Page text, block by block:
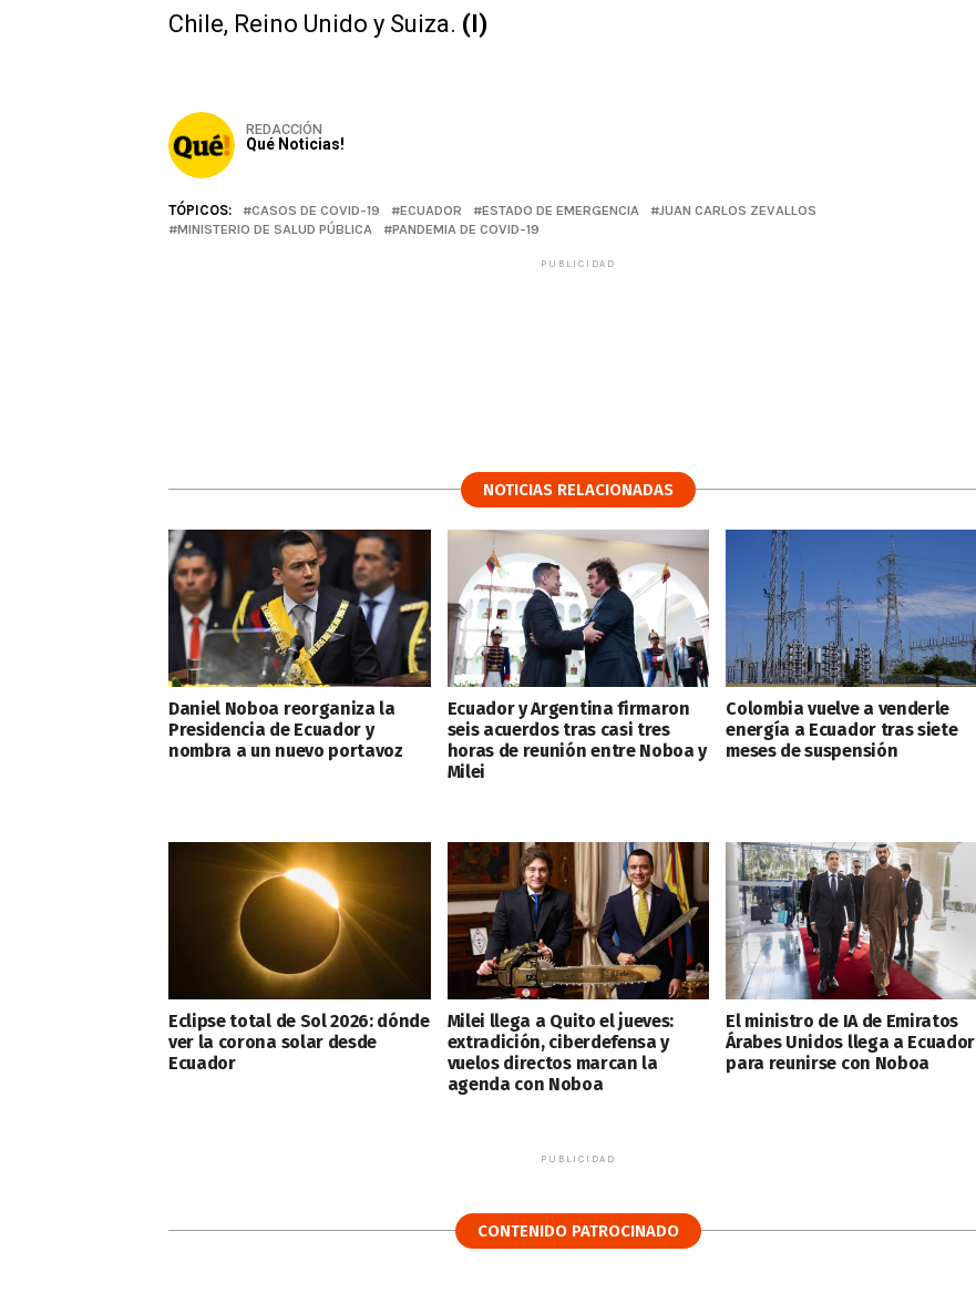
Chile, Reino Unido y Suiza. (I)
REDACCIÓN
Qué Noticias!
TÓPICOS: CASOS DE COVID-19 ECUADOR ESTADO DE EMERGENCIA
JUAN CARLOS ZEVALLOS
MINISTERIO DE SALUD PÚBLICA
PANDEMIA DE COVID-19
PUBLICIDAD
NOTICIAS RELACIONADAS
Daniel Noboa reorganiza la
Presidencia de Ecuador y
nombra a un nuevo portavoz
Ecuador y Argentina firmaron
seis acuerdos tras casi tres
horas de reunión entre Noboa y
Milei
Colombia vuelve a venderle
energía a Ecuador tras siete
meses de suspensión
Eclipse total de Sol 2026: dónde
ver la corona solar desde
Ecuador
Milei llega a Quito el jueves:
extradición, ciberdefensa y
vuelos directos marcan la
agenda con Noboa
El ministro de IA de Emiratos
Árabes Unidos llega a Ecuador
para reunirse con Noboa
PUBLICIDAD
CONTENIDO PATROCINADO